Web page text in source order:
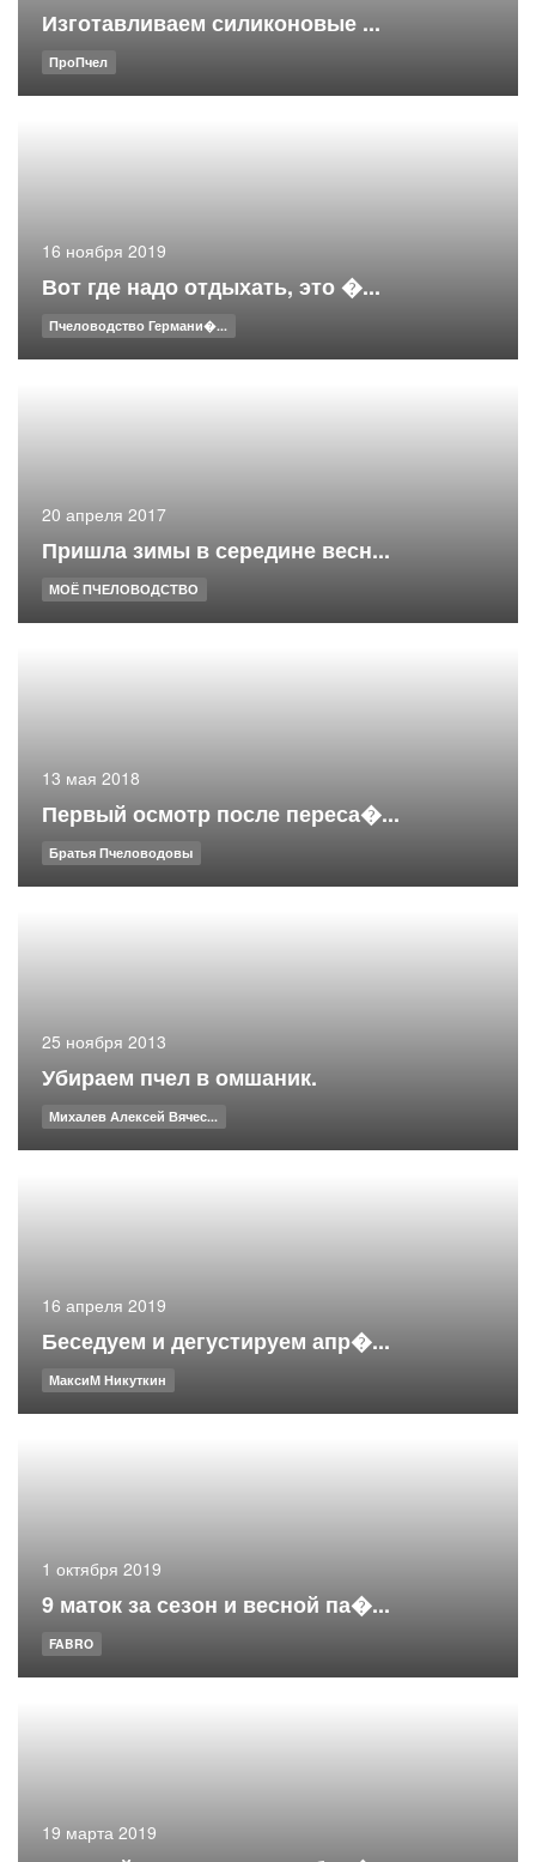
Изготавливаем силиконовые ...
ПроПчел
16 ноября 2019
Вот где надо отдыхать, это �...
Пчеловодство Германи�...
20 апреля 2017
Пришла зимы в середине весн...
МОЁ ПЧЕЛОВОДСТВО
13 мая 2018
Первый осмотр после переса�...
Братья Пчеловодовы
25 ноября 2013
Убираем пчел в омшаник.
Михалев Алексей Вячес...
16 апреля 2019
Беседуем и дегустируем апр�...
МаксиМ Никуткин
1 октября 2019
9 маток за сезон и весной па�...
FABRO
19 марта 2019